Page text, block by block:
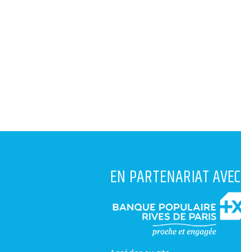
EN PARTENARIAT AVEC